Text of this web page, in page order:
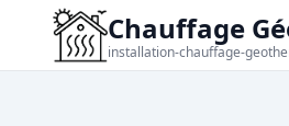
Chauffage
installation-chauffage-